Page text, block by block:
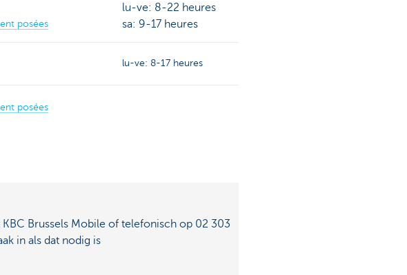
posées
lu-ve: 8-22 heures
sa: 9-17 heures
lu-ve: 8-17 heures
posées
Brussels Mobile of telefonisch op 02 303
in als dat nodig is